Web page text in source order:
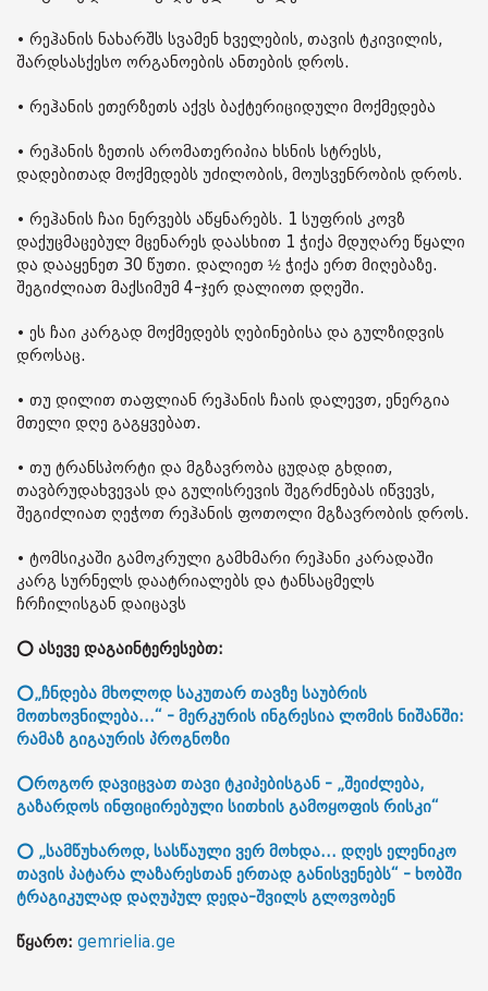
• რეჰანის ნახარშს სვამენ ხველების, თავის ტკივილის,
შარდსასქესო ორგანოების ანთების დროს.
• რეჰანის ეთერზეთს აქვს ბაქტერიციდული მოქმედება
• რეჰანის ზეთის არომათერიპია ხსნის სტრესს,
დადებითად მოქმედებს უძილობის, მოუსვენრობის დროს.
• რეჰანის ჩაი ნერვებს აწყნარებს. 1 სუფრის კოვზ
დაქუცმაცებულ მცენარეს დაასხით 1 ჭიქა მდუღარე წყალი
და დააყენეთ 30 წუთი. დალიეთ ½ ჭიქა ერთ მიღებაზე.
შეგიძლიათ მაქსიმუმ 4-ჯერ დალიოთ დღეში.
• ეს ჩაი კარგად მოქმედებს ღებინებისა და გულზიდვის
დროსაც.
• თუ დილით თაფლიან რეჰანის ჩაის დალევთ, ენერგია
მთელი დღე გაგყვებათ.
• თუ ტრანსპორტი და მგზავრობა ცუდად გხდით,
თავბრუდახვევას და გულისრევის შეგრძნებას იწვევს,
შეგიძლიათ ღეჭოთ რეჰანის ფოთოლი მგზავრობის დროს.
• ტომსიკაში გამოკრული გამხმარი რეჰანი კარადაში
კარგ სურნელს დაატრიალებს და ტანსაცმელს
ჩრჩილისგან დაიცავს
⭕ ასევე დაგაინტერესებთ:
⭕„ჩნდება მხოლოდ საკუთარ თავზე საუბრის
მოთხოვნილება...“ - მერკურის ინგრესია ლომის ნიშანში:
რამაზ გიგაურის პროგნოზი
⭕როგორ დავიცვათ თავი ტკიპებისგან - „შეიძლება,
გაზარდოს ინფიცირებული სითხის გამოყოფის რისკი“
⭕ „სამწუხაროდ, სასწაული ვერ მოხდა... დღეს ელენიკო
თავის პატარა ლაზარესთან ერთად განისვენებს“ - ხობში
ტრაგიკულად დაღუპულ დედა-შვილს გლოვობენ
წყარო: gemrielia.ge